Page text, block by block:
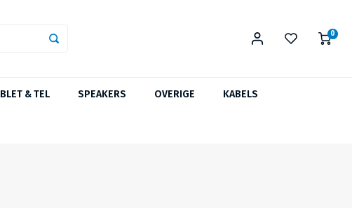
0
& TEL SPEAKERS OVERIGE KABELS